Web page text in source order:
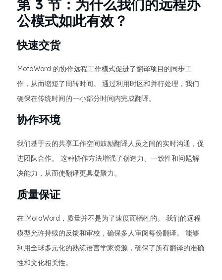
第 3 节：为什么我们的远程办
公模式如此有效？
快速交货
MotaWord 的协作远程工作模式促进了翻译项目的同步工
作，从而缩短了周转时间。 通过利用时区和并行处理，我们
确保在传统时间的一小部分时间内完成翻译。
协作环境
我们基于云的共享工作空间鼓励翻译人员之间的实时沟通，促
进团队合作。 这种协作方法增强了创造力、一致性和问题解
决能力，从而使翻译更具凝聚力。
质量保证
在 MotaWord，质量并不是为了速度而牺牲的。 我们的远程
模型允许持续的反馈和审校，确保多人审阅每份翻译。 能够
利用全球多元化的熟练语言学家资源，确保了所有翻译的准确
性和文化相关性。